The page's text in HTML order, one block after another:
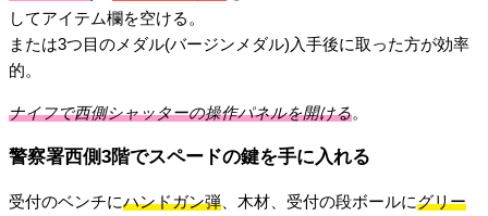
してアイテム欄を空ける。
または3つ目のメダル(バージンメダル)入手後に取った方が効率
的。
ナイフで西側シャッターの操作パネルを開ける。
警察署西側3階でスペードの鍵を手に入れる
受付のベンチにハンドガン弾 、木材、受付の段ボールにグリー